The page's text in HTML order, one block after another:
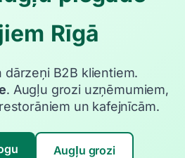
Rīgā
dārzeņi B2B klientiem.
. Augļu grozi uzņēmumiem,
un kafejnīcām.
Augļu grozi